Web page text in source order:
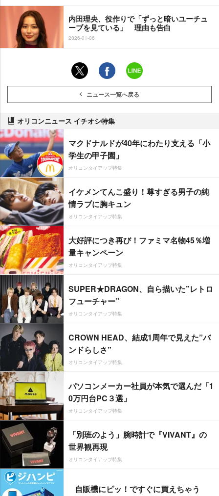
内田理央、役作りで「ずっと暗いユーチュ
ーブを見ている」 理由も告白
2026-01-06
ニュース一覧へ戻る
オリコンニュース イチオシ特集
マクドナルドが40年にわたり支える「小
学生の甲子園」
オリコンタイアップ特集
イケメンてんこ盛り！尊すぎる男子の純
情ラブに胸キュン
オリコンタイアップ特集
大好評につき再び！ファミマ名物45％増
量キャンペーン
オリコンタイアップ特集
SUPER★DRAGON、自ら描いた”レトロ
フューチャー”
オリコンタイアップ特集
CROWN HEAD、結成1周年で見えた”バ
ンドらしさ”
オリコンタイアップ特集
パソコンメーカー社員が本気で選んだ「1
0万円台PC３選」
オリコンタイアップ特集
「別班のよう」腕時計で『VIVANT』の
世界観再現
オリコンタイアップ特集
自販機にピッ！ですぐに買えちゃう